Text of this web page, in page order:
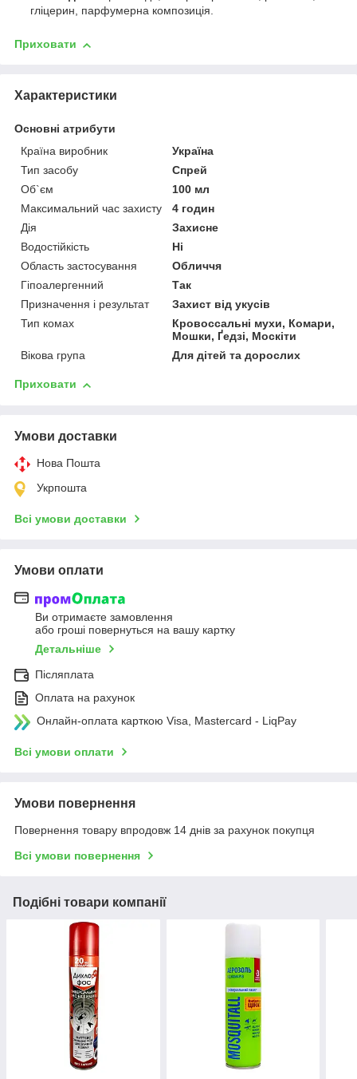
гліцерин, парфумерна композиція.
Приховати
Характеристики
Основні атрибути
Країна виробник
Україна
Тип засобу
Спрей
Об`єм
100 мл
Максимальний час захисту
4 годин
Дія
Захисне
Водостійкість
Ні
Область застосування
Обличчя
Гіпоалергенний
Так
Призначення і результат
Захист від укусів
Тип комах
Кровоссальні мухи, Комари,
Мошки, Ґедзі, Москіти
Вікова група
Для дітей та дорослих
Приховати
Умови доставки
Нова Пошта
Укрпошта
Всі умови доставки
Умови оплати
Ви отримаєте замовлення
або гроші повернуться на вашу картку
Детальніше
Післяплата
Оплата на рахунок
Онлайн-оплата карткою Visa, Mastercard - LiqPay
Всі умови оплати
Умови повернення
Повернення товару впродовж 14 днів за рахунок покупця
Всі умови повернення
Подібні товари компанії